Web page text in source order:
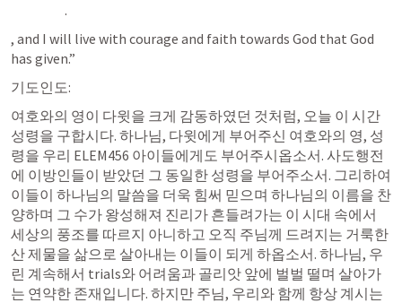
.
, and I will live with courage and faith towards God that God
has given.”
기도인도:
여호와의 영이 다윗을 크게 감동하였던 것처럼, 오늘 이 시간
성령을 구합시다. 하나님, 다윗에게 부어주신 여호와의 영, 성
령을 우리 ELEM456 아이들에게도 부어주시옵소서. 사도행전
에 이방인들이 받았던 그 동일한 성령을 부어주소서. 그리하여
이들이 하나님의 말씀을 더욱 힘써 믿으며 하나님의 이름을 찬
양하며 그 수가 왕성해져 진리가 흔들려가는 이 시대 속에서
세상의 풍조를 따르지 아니하고 오직 주님께 드려지는 거룩한
산 제물을 삶으로 살아내는 이들이 되게 하옵소서. 하나님, 우
린 계속해서 trials와 어려움과 골리앗 앞에 벌벌 떨며 살아가
는 연약한 존재입니다. 하지만 주님, 우리와 함께 항상 계시는